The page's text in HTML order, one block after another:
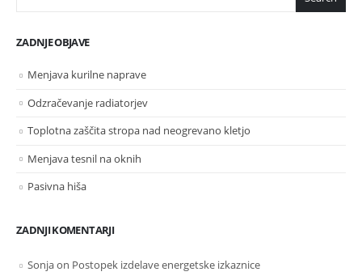
ZADNJE OBJAVE
Menjava kurilne naprave
Odzračevanje radiatorjev
Toplotna zaščita stropa nad neogrevano kletjo
Menjava tesnil na oknih
Pasivna hiša
ZADNJI KOMENTARJI
Sonjaon Postopek izdelave energetske izkaznice